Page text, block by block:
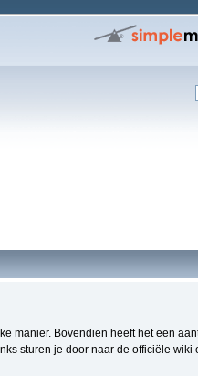
manier. Bovendien heeft het een
sturen je door naar de officiële wiki